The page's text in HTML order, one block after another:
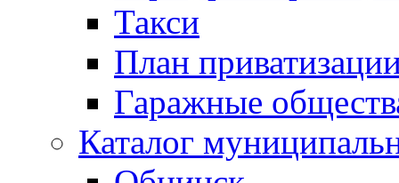
Такси
План
Гаражные
Каталог